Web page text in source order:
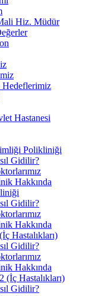
Hiz. Müdür
Hedeflerimiz
Hastanesi
Polikliniği
Gidilir?
Hakkında
Gidilir?
Hakkında
Hastalıkları)
Gidilir?
Hakkında
(İç Hastalıkları)
Gidilir?